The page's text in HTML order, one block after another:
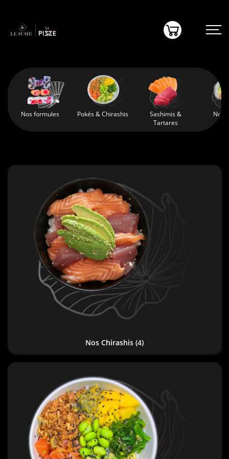
Nos formules Pokés & Chirashis
Sashimis &
Tartares
Nos
Nos Chirashis (4)